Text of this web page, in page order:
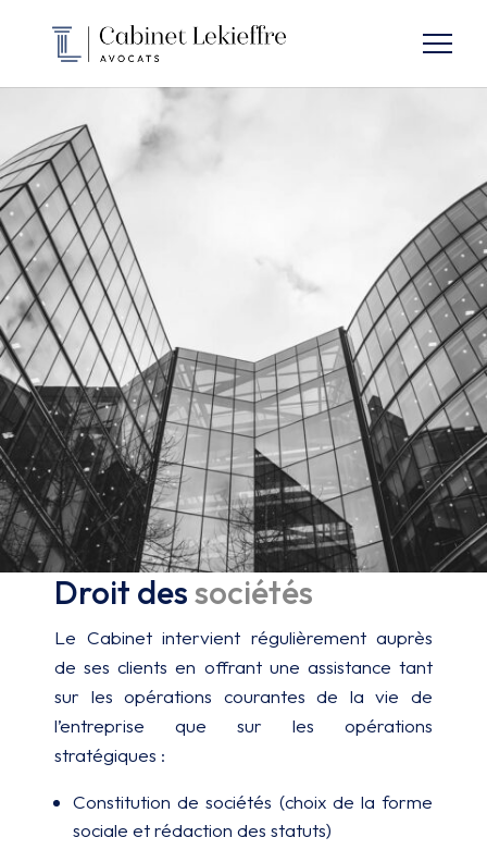
Droit dessociétés
Le Cabinet intervient régulièrement auprès
de ses clients en offrant une assistance tant
sur les opérations courantes de la vie de
l’entreprise que sur les opérations
stratégiques :
Constitution de sociétés (choix de la forme
sociale et rédaction des statuts)